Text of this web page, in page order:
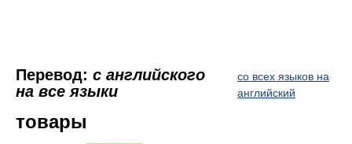
Перевод: с английского
на все языки
со всех языков на
английский
товары